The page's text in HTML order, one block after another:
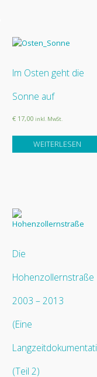
Im Osten geht die
Sonne auf
€ 17,00 inkl. MwSt.
WEITERLESEN
Die
Hohenzollernstraße
2003 – 2013
(Eine
(Teil 2)